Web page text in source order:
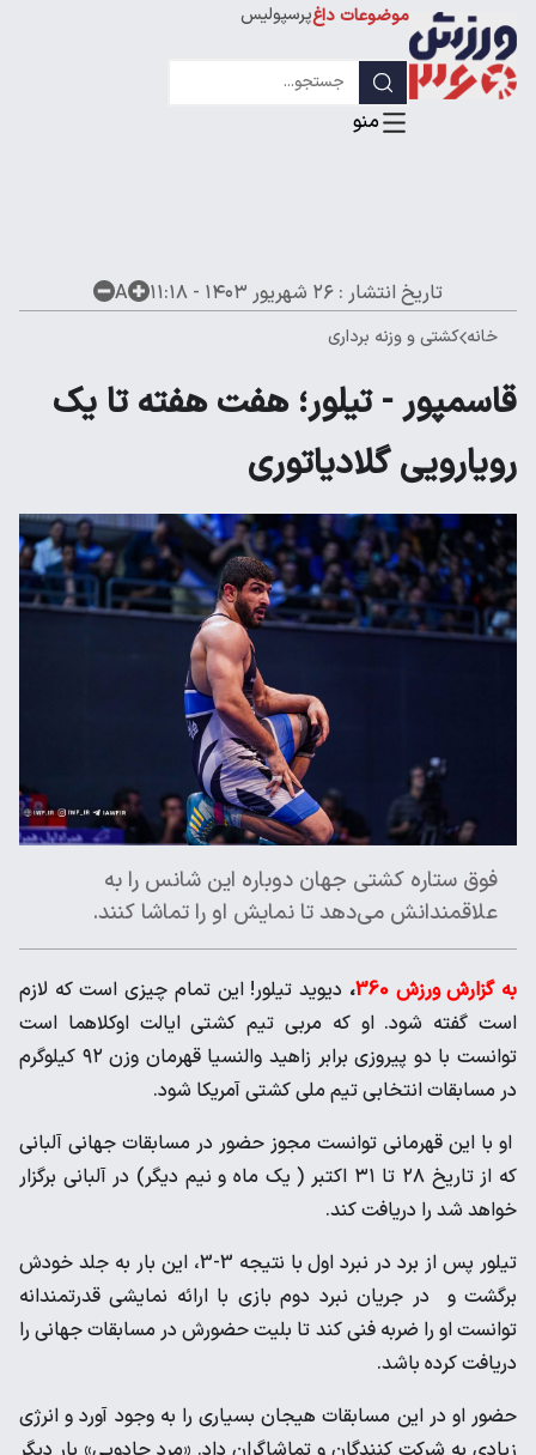
موضوعات داغپرسپولیس
لیگ قهرمانان
تاریخ انتشار : ۲۶ شهریور ۱۴۰۳ - ۱۱:۱۸ A
خانه کشتی و وزنه برداری
قاسمپور - تیلور؛ هفت هفته تا یک
رویارویی گلادیاتوری
فوق ستاره کشتی جهان دوباره این شانس را به
علاقمندانش می‌دهد تا نمایش او را تماشا کنند.
به گزارش ورزش 360 ، دیوید تیلور! این تمام چیزی است که لازم
است گفته شود. او که مربی تیم کشتی ایالت اوکلاهما است
توانست با دو پیروزی برابر زاهید والنسیا قهرمان وزن ۹۲ کیلوگرم
در مسابقات انتخابی تیم ملی کشتی آمریکا شود.
او با این قهرمانی توانست مجوز حضور در مسابقات جهانی آلبانی
که از تاریخ ۲۸ تا ۳۱ اکتبر ( یک ماه و نیم دیگر) در آلبانی برگزار
خواهد شد را دریافت کند.
تیلور پس از برد در نبرد اول با نتیجه 3-3، این بار به جلد خودش
برگشت و در جریان نبرد دوم بازی با ارائه نمایشی قدرتمندانه
توانست او را ضربه فنی کند تا بلیت حضورش در مسابقات جهانی را
دریافت کرده باشد.
حضور او در این مسابقات هیجان بسیاری را به وجود آورد و انرژی